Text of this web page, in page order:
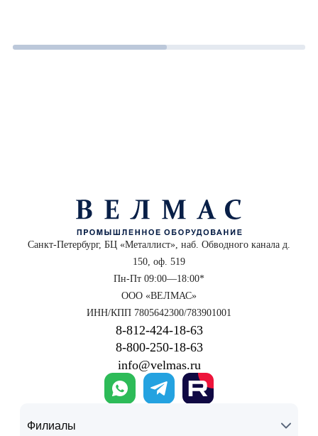
Санкт-Петербург, БЦ «Металлист», наб. Обводного канала д.
150, оф. 519
Пн-Пт 09:00—18:00*
ООО «ВЕЛМАС»
ИНН/КПП 7805642300/783901001
8‑812‑424‑18‑63
8‑800‑250‑18‑63
info@velmas.ru
Филиалы